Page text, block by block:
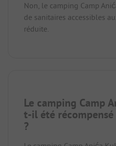
Non, le camping Camp
de sanitaires accessibles
réduite.
Le camping Camp
t-il été
?